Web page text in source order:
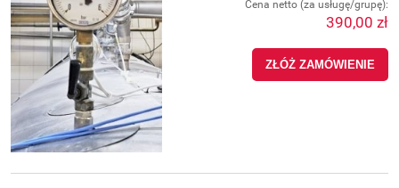
Cena netto (za usługę/grupę):
390,00 zł
ZŁÓŻ ZAMÓWIENIE